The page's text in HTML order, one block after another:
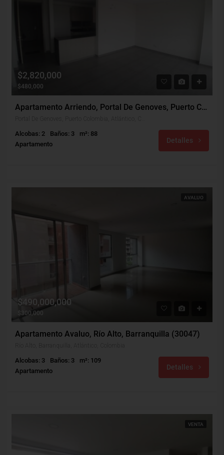
$2,820,000
$480,000
Apartamento Arriendo, Portal De Genoves, Puerto Colombia (30563)
Alcobas: 2 Baños: 3
m²: 88
Apartamento
Detalles
AVALUO
$490,000,000
$300,000
Apartamento Avaluo, Río Alto, Barranquilla (30047)
Alcobas: 3 Baños: 3
m²: 109
Apartamento
Detalles
VENTA